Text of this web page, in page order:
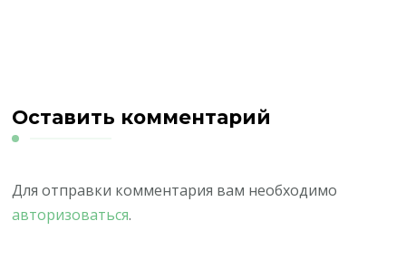
Оставить комментарий
Для отправки комментария вам необходимо
авторизоваться.